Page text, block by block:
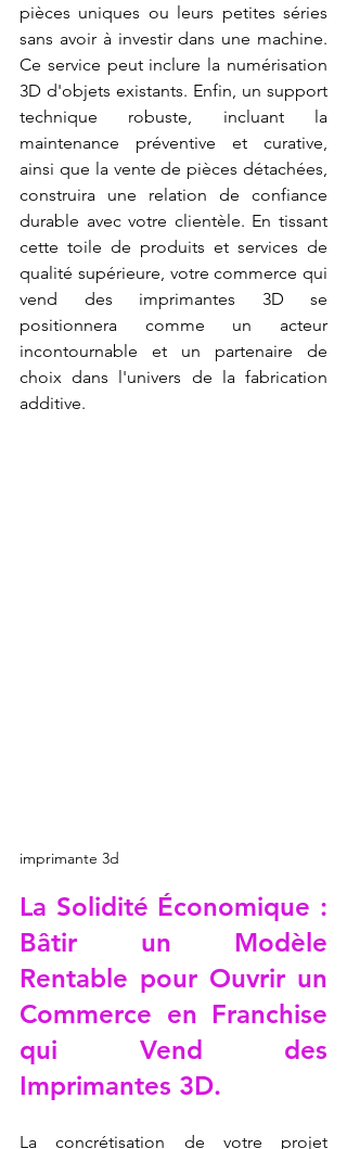
pièces uniques ou leurs petites séries
sans avoir à investir dans une machine.
Ce service peut inclure la numérisation
3D d'objets existants. Enfin, un support
technique robuste, incluant la
maintenance préventive et curative,
ainsi que la vente de pièces détachées,
construira une relation de confiance
durable avec votre clientèle. En tissant
cette toile de produits et services de
qualité supérieure, votre commerce qui
vend des imprimantes 3D se
positionnera comme un acteur
incontournable et un partenaire de
choix dans l'univers de la fabrication
additive.
imprimante 3d
La Solidité Économique :
Bâtir un Modèle
Rentable pour Ouvrir un
Commerce en Franchise
qui Vend des
Imprimantes 3D.
La concrétisation de votre projet